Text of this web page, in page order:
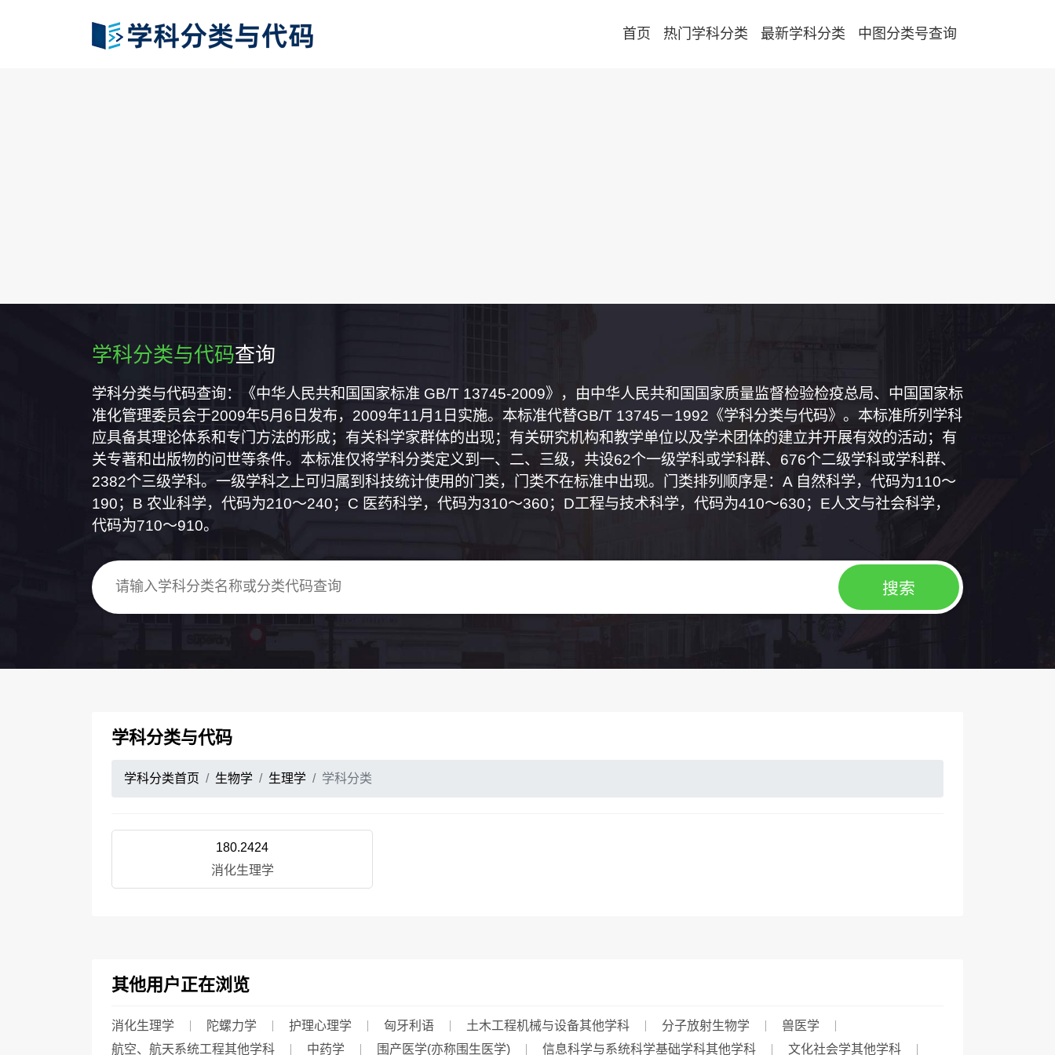
首页 热门学科分类 最新学科分类 中图分类号查询
学科分类与代码查询
学科分类与代码查询：《中华人民共和国国家标准 GB/T 13745-2009》，由中华人民共和国国家质量监督检验检疫总局、中国国家标
准化管理委员会于2009年5月6日发布，2009年11月1日实施。本标准代替GB/T 13745－1992《学科分类与代码》。本标准所列学科
应具备其理论体系和专门方法的形成；有关科学家群体的出现；有关研究机构和教学单位以及学术团体的建立并开展有效的活动；有
关专著和出版物的问世等条件。本标准仅将学科分类定义到一、二、三级，共设62个一级学科或学科群、676个二级学科或学科群、
2382个三级学科。一级学科之上可归属到科技统计使用的门类，门类不在标准中出现。门类排列顺序是：A 自然科学，代码为110～
190；B 农业科学，代码为210～240；C 医药科学，代码为310～360；D工程与技术科学，代码为410～630；E人文与社会科学，
代码为710～910。
学科分类与代码
学科分类首页 生物学 生理学 学科分类
180.2424
消化生理学
其他用户正在浏览
消化生理学 陀螺力学 护理心理学 匈牙利语 土木工程机械与设备其他学科 分子放射生物学
兽医学
航空、航天系统工程其他学科
中药学 围产医学(亦称围生医学) 信息科学与系统科学基础学科其他学科 文化社会学其他学科